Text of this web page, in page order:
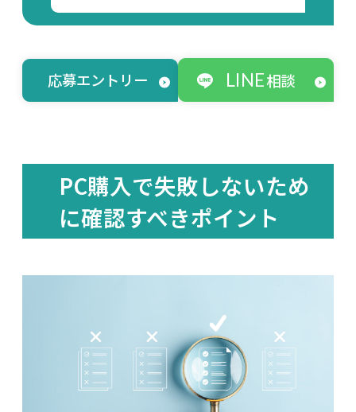
応募エントリー LINE相談
PC購入で失敗しないため
に確認すべきポイント